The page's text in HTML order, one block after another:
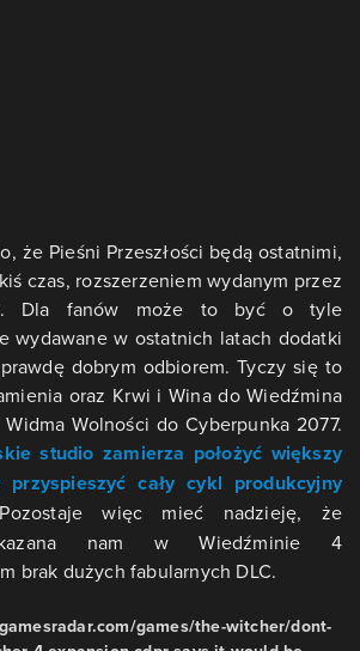
że Pieśni Przeszłości będą ostatnimi,
czas, rozszerzeniem wydanym przez
Dla fanów może to być o tyle
wydawane w ostatnich latach dodatki
dobrym odbiorem. Tyczy się to
oraz Krwi i Wina do Wiedźmina
Wolności do Cyberpunka 2077.
studio zamierza położyć większy
cały cykl produkcyjny
więc mieć nadzieję, że
nam w Wiedźminie 4
brak dużych fabularnych DLC.
games/the-witcher/dont-